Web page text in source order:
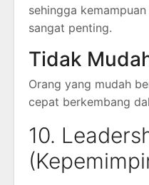
sehingga
sangat penting.
Tidak
Orang yang mudah
cepat berkembang
10.